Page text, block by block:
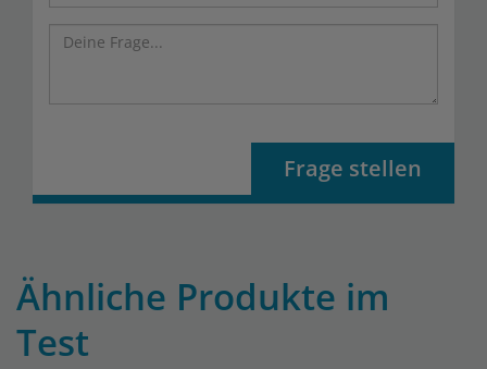
Frage stellen
Ähnliche Produkte im
Test